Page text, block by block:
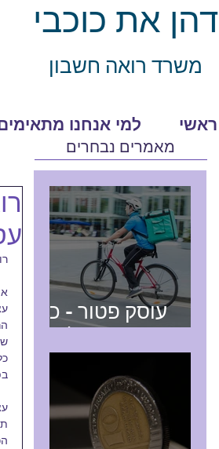
דהן את כוכבי
משרד רואה חשבון
מאמרים נבחרים
עוסק פטור - כל
ראשי למי אנחנו